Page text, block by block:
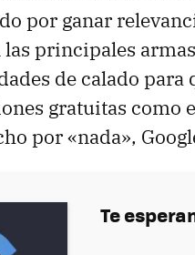
por ganar
principales
de calado
gratuitas como
por «nada»,
Te